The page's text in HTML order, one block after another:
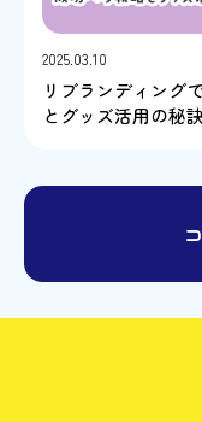
2025.03.10
リブランディング
とグッズ活用の秘